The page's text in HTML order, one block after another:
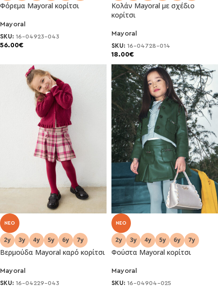
Φόρεμα Mayoral κορίτσι
Mayoral
SKU: 16-04923-043
56.00€
Κολάν Mayoral με σχέδιο
κορίτσι
Mayoral
SKU: 16-04728-014
18.00€
NEO
Βερμούδα Mayoral καρό κορίτσι
Mayoral
SKU: 16-04229-043
NEO
Φούστα Mayoral κορίτσι
Mayoral
SKU: 16-04904-025